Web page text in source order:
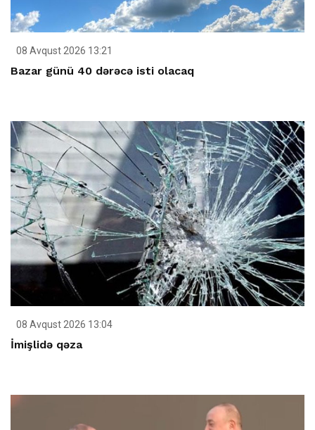
08 Avqust 2026 13:21
Bazar günü 40 dərəcə isti olacaq
08 Avqust 2026 13:04
İmişlidə qəza